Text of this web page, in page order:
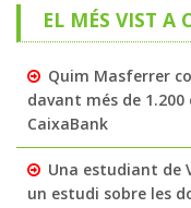
EL MÉS VIST A
Quim Masferrer
davant més de
CaixaBank
Una estudiant de
un estudi sobre les